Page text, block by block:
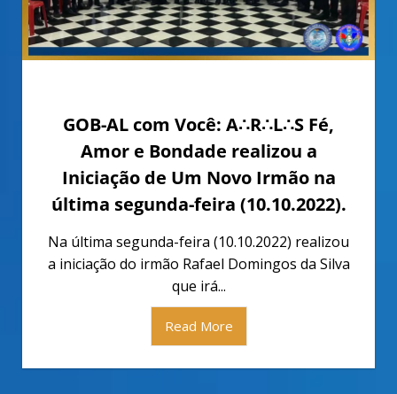
GOB-AL com Você: A∴R∴L∴S Fé,
Amor e Bondade realizou a
Iniciação de Um Novo Irmão na
última segunda-feira (10.10.2022).
Na última segunda-feira (10.10.2022) realizou
a iniciação do irmão Rafael Domingos da Silva
que irá...
Read More